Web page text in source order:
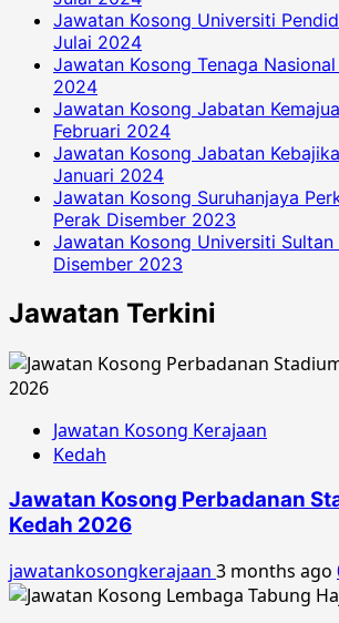
Jawatan Kosong Universiti
Julai 2024
Jawatan Kosong Tenaga
2024
Jawatan Kosong Jabatan
Februari 2024
Jawatan Kosong Jabatan
Januari 2024
Jawatan Kosong Suruhanjaya
Perak Disember 2023
Jawatan Kosong Universiti
Disember 2023
Jawatan Terkini
Jawatan Kosong Kerajaan
Kedah
Jawatan Kosong Perbadanan
Kedah 2026
jawatankosongkerajaan 3 months ago